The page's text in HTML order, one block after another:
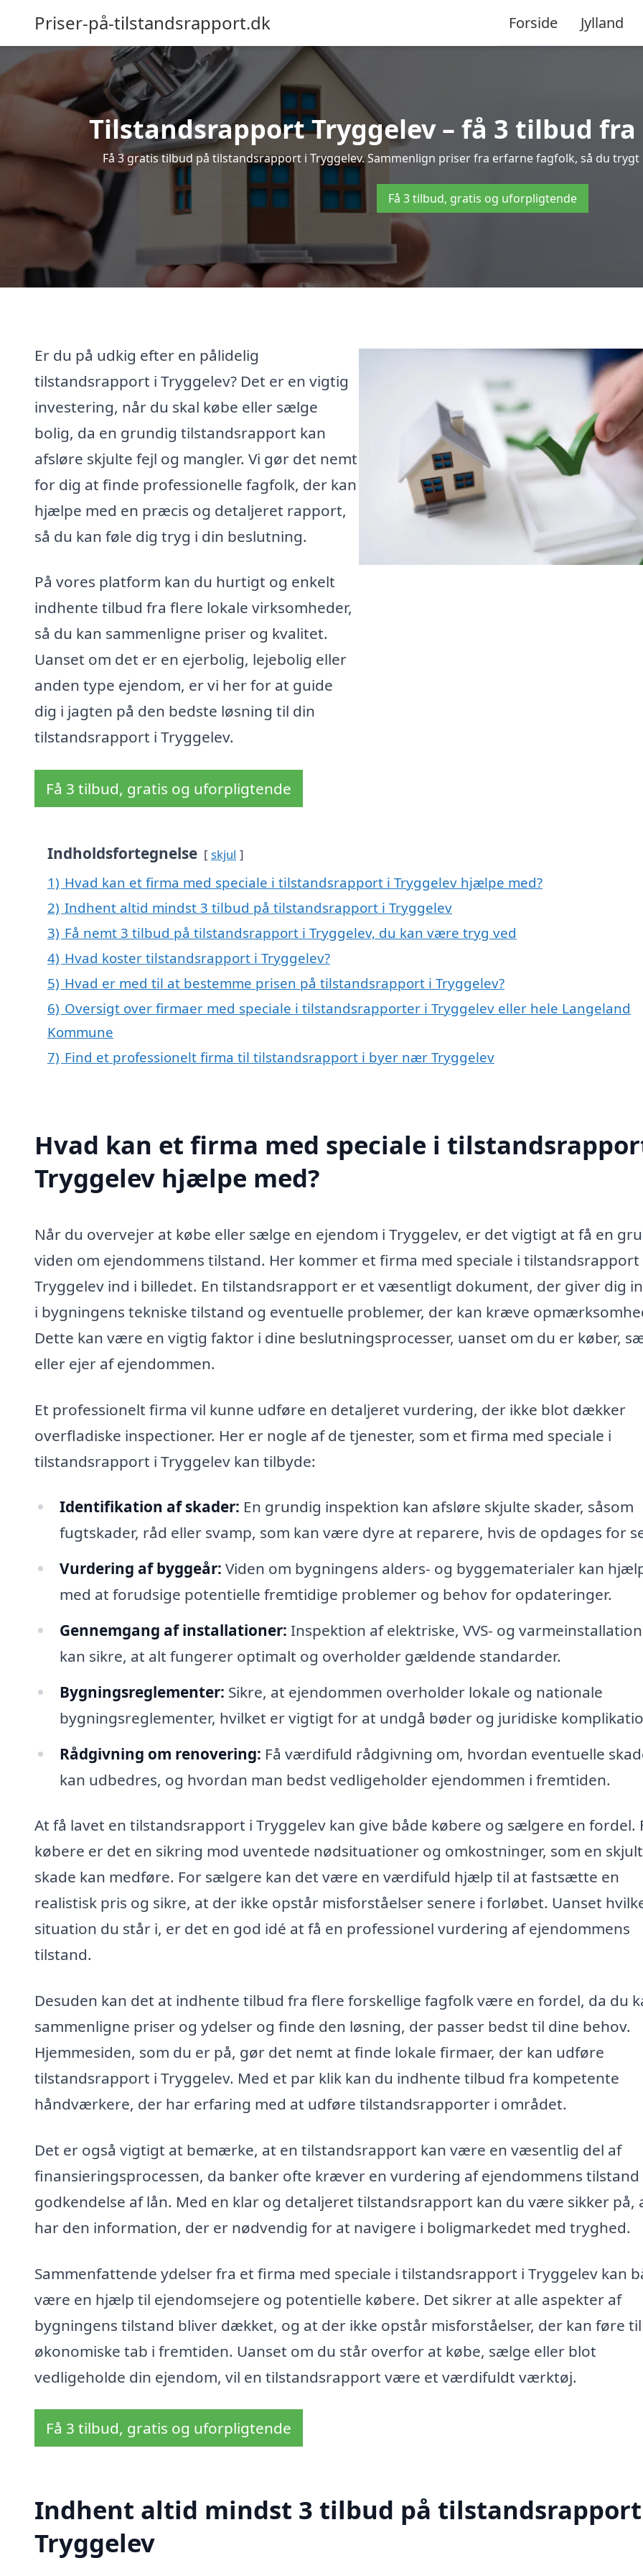
Priser-på-tilstandsrapport.dk Forside Jylland
Tilstandsrapport Tryggelev – få 3 tilbud
Få 3 gratis tilbud på tilstandsrapport i Tryggelev. Sammenlign priser fra erfarne fagfolk, så du
Få 3 tilbud, gratis og uforpligtende
Er du på udkig efter en pålidelig
tilstandsrapport i Tryggelev? Det er en vigtig
investering, når du skal købe eller sælge
bolig, da en grundig tilstandsrapport kan
afsløre skjulte fejl og mangler. Vi gør det nemt
for dig at finde professionelle fagfolk, der kan
hjælpe med en præcis og detaljeret rapport,
så du kan føle dig tryg i din beslutning.
På vores platform kan du hurtigt og enkelt
indhente tilbud fra flere lokale virksomheder,
så du kan sammenligne priser og kvalitet.
Uanset om det er en ejerbolig, lejebolig eller
anden type ejendom, er vi her for at guide
dig i jagten på den bedste løsning til din
tilstandsrapport i Tryggelev.
Få 3 tilbud, gratis og uforpligtende
Indholdsfortegnelse skjul
1) Hvad kan et firma med speciale i tilstandsrapport i Tryggelev hjælpe med?
2) Indhent altid mindst 3 tilbud på tilstandsrapport i Tryggelev
3) Få nemt 3 tilbud på tilstandsrapport i Tryggelev, du kan være tryg ved
4) Hvad koster tilstandsrapport i Tryggelev?
5) Hvad er med til at bestemme prisen på tilstandsrapport i Tryggelev?
6) Oversigt over firmaer med speciale i tilstandsrapporter i Tryggelev eller hele Langeland
Kommune
7) Find et professionelt firma til tilstandsrapport i byer nær Tryggelev
Hvad kan et firma med speciale i
Tryggelev hjælpe med?
Når du overvejer at købe eller sælge en ejendom i Tryggelev, er det vigtigt at få en
viden om ejendommens tilstand. Her kommer et firma med speciale i tilstandsrapport
Tryggelev ind i billedet. En tilstandsrapport er et væsentligt dokument, der giver dig
i bygningens tekniske tilstand og eventuelle problemer, der kan kræve
Dette kan være en vigtig faktor i dine beslutningsprocesser, uanset om du er køber,
eller ejer af ejendommen.
Et professionelt firma vil kunne udføre en detaljeret vurdering, der ikke blot dækker
overfladiske inspectioner. Her er nogle af de tjenester, som et firma med speciale i
tilstandsrapport i Tryggelev kan tilbyde:
Identifikation af skader: En grundig inspektion kan afsløre skjulte skader, såsom
fugtskader, råd eller svamp, som kan være dyre at reparere, hvis de opdages for
Vurdering af byggeår: Viden om bygningens alders- og byggematerialer kan
med at forudsige potentielle fremtidige problemer og behov for opdateringer.
Gennemgang af installationer: Inspektion af elektriske, VVS- og
kan sikre, at alt fungerer optimalt og overholder gældende standarder.
Bygningsreglementer: Sikre, at ejendommen overholder lokale og nationale
bygningsreglementer, hvilket er vigtigt for at undgå bøder og juridiske
Rådgivning om renovering: Få værdifuld rådgivning om, hvordan eventuelle
kan udbedres, og hvordan man bedst vedligeholder ejendommen i fremtiden.
At få lavet en tilstandsrapport i Tryggelev kan give både købere og sælgere en fordel.
købere er det en sikring mod uventede nødsituationer og omkostninger, som en skjult
skade kan medføre. For sælgere kan det være en værdifuld hjælp til at fastsætte en
realistisk pris og sikre, at der ikke opstår misforståelser senere i forløbet. Uanset
situation du står i, er det en god idé at få en professionel vurdering af ejendommens
tilstand.
Desuden kan det at indhente tilbud fra flere forskellige fagfolk være en fordel, da du
sammenligne priser og ydelser og finde den løsning, der passer bedst til dine behov.
Hjemmesiden, som du er på, gør det nemt at finde lokale firmaer, der kan udføre
tilstandsrapport i Tryggelev. Med et par klik kan du indhente tilbud fra kompetente
håndværkere, der har erfaring med at udføre tilstandsrapporter i området.
Det er også vigtigt at bemærke, at en tilstandsrapport kan være en væsentlig del af
finansieringsprocessen, da banker ofte kræver en vurdering af ejendommens
godkendelse af lån. Med en klar og detaljeret tilstandsrapport kan du være sikker på,
har den information, der er nødvendig for at navigere i boligmarkedet med tryghed.
Sammenfattende ydelser fra et firma med speciale i tilstandsrapport i Tryggelev kan
være en hjælp til ejendomsejere og potentielle købere. Det sikrer at alle aspekter af
bygningens tilstand bliver dækket, og at der ikke opstår misforståelser, der kan føre til
økonomiske tab i fremtiden. Uanset om du står overfor at købe, sælge eller blot
vedligeholde din ejendom, vil en tilstandsrapport være et værdifuldt værktøj.
Få 3 tilbud, gratis og uforpligtende
Indhent altid mindst 3 tilbud på
Tryggelev